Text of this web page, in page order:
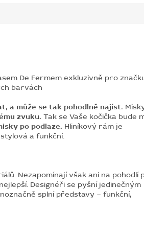
De Fermem exkluzivně pro
barvách
a může se tak pohodlně najíst.
zvuku. Tak se Vaše kočička bude
po podlaze. Hliníkový rám je
a funkční.
Nezapomínají však ani na pohodlí
Designéři se pyšní jedinečným
splní představy – funkční,